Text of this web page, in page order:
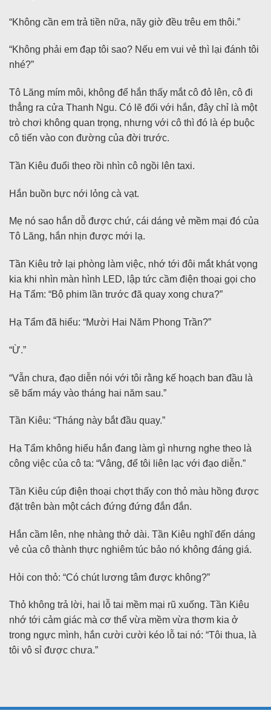
“Không cần em trả tiền nữa, nãy giờ đều trêu em thôi.”
“Không phải em đạp tôi sao? Nếu em vui vẻ thì lại đánh tôi
nhé?”
Tô Lăng mím môi, không để hắn thấy mắt cô đỏ lên, cô đi
thẳng ra cửa Thanh Ngu. Có lẽ đối với hắn, đây chỉ là một
trò chơi không quan trọng, nhưng với cô thì đó là ép buộc
cô tiến vào con đường của đời trước.
Tần Kiêu đuổi theo rồi nhìn cô ngồi lên taxi.
Hắn buồn bực nới lỏng cà vạt.
Mẹ nó sao hắn dỗ được chứ, cái dáng vẻ mềm mại đó của
Tô Lăng, hắn nhịn được mới lạ.
Tần Kiêu trở lại phòng làm việc, nhớ tới đôi mắt khát vọng
kia khi nhìn màn hình LED, lập tức cầm điện thoại gọi cho
Hạ Tẩm: “Bộ phim lần trước đã quay xong chưa?”
Hạ Tẩm đã hiểu: “Mười Hai Năm Phong Trần?”
“Ừ.”
“Vẫn chưa, đạo diễn nói với tôi rằng kế hoạch ban đầu là
sẽ bấm máy vào tháng hai năm sau.”
Tần Kiêu: “Tháng này bắt đầu quay.”
Hạ Tẩm không hiểu hắn đang làm gì nhưng nghe theo là
công việc của cô ta: “Vâng, để tôi liên lạc với đạo diễn.”
Tần Kiêu cúp điện thoại chợt thấy con thỏ màu hồng được
đặt trên bàn một cách đứng đứng đắn đắn.
Hắn cầm lên, nhẹ nhàng thở dài. Tần Kiêu nghĩ đến dáng
vẻ của cô thành thực nghiêm túc bảo nó không đáng giá.
Hỏi con thỏ: “Có chút lương tâm được không?”
Thỏ không trả lời, hai lỗ tai mềm mại rũ xuống. Tần Kiêu
nhớ tới cảm giác mà cơ thể vừa mềm vừa thơm kia ở
trong ngực mình, hắn cười cười kéo lỗ tai nó: “Tôi thua, là
tôi vô sỉ được chưa.”